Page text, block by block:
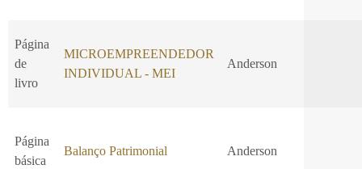
Página
de
livro
MICROEMPREENDEDOR
INDIVIDUAL - MEI
Anderson
Página
básica
Balanço Patrimonial Anderson